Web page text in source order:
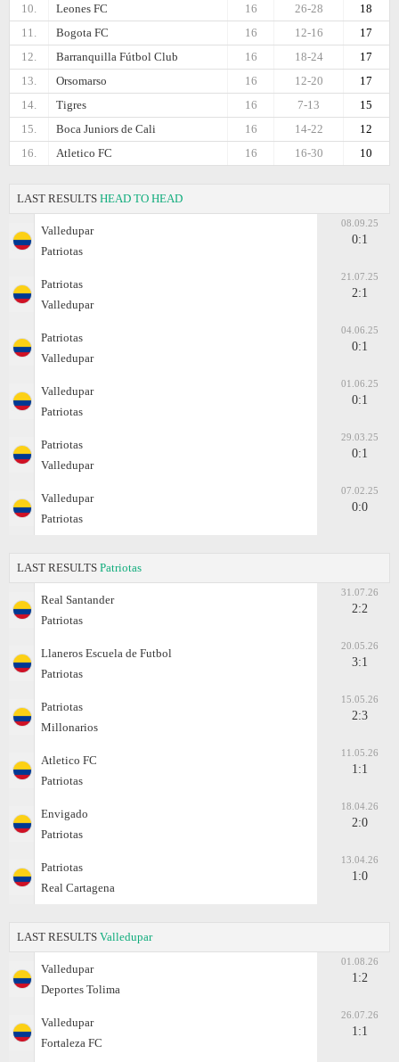
10.
Leones FC 18
26-28
16
11.
Bogota FC 17
12-16
16
12.
Barranquilla Fútbol Club 17
18-24
16
13.
Orsomarso 17
12-20
16
14.
Tigres 15
7-13
16
15.
Boca Juniors de Cali 12
14-22
16
16.
Atletico FC 10
16-30
16
LAST RESULTS HEAD TO HEAD
Valledupar
Patriotas
08.09.25
0:1
Patriotas
Valledupar
21.07.25
2:1
Patriotas
Valledupar
04.06.25
0:1
Valledupar
Patriotas
01.06.25
0:1
Patriotas
Valledupar
29.03.25
0:1
Valledupar
Patriotas
07.02.25
0:0
LAST RESULTS Patriotas
Real Santander
Patriotas
31.07.26
2:2
Llaneros Escuela de Futbol
Patriotas
20.05.26
3:1
Patriotas
Millonarios
15.05.26
2:3
Atletico FC
Patriotas
11.05.26
1:1
Envigado
Patriotas
18.04.26
2:0
Patriotas
Real Cartagena
13.04.26
1:0
LAST RESULTS Valledupar
Valledupar
Deportes Tolima
01.08.26
1:2
Valledupar
Fortaleza FC
26.07.26
1:1